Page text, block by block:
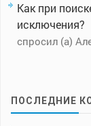
Как при
исключения?
спросил (а)
ПОСЛЕДНИЕ